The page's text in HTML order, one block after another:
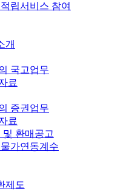
립서비스 참여
개
국고업무
료
증권업무
료
및 환매공고
가연동계수
제도